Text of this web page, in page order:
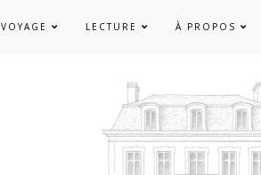
VOYAGE LECTURE À PROPOS